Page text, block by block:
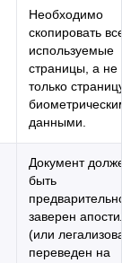
Необходимо
скопировать
используемые
страницы, а не
только
данными.
Документ
быть
заверен
(или
переведен на